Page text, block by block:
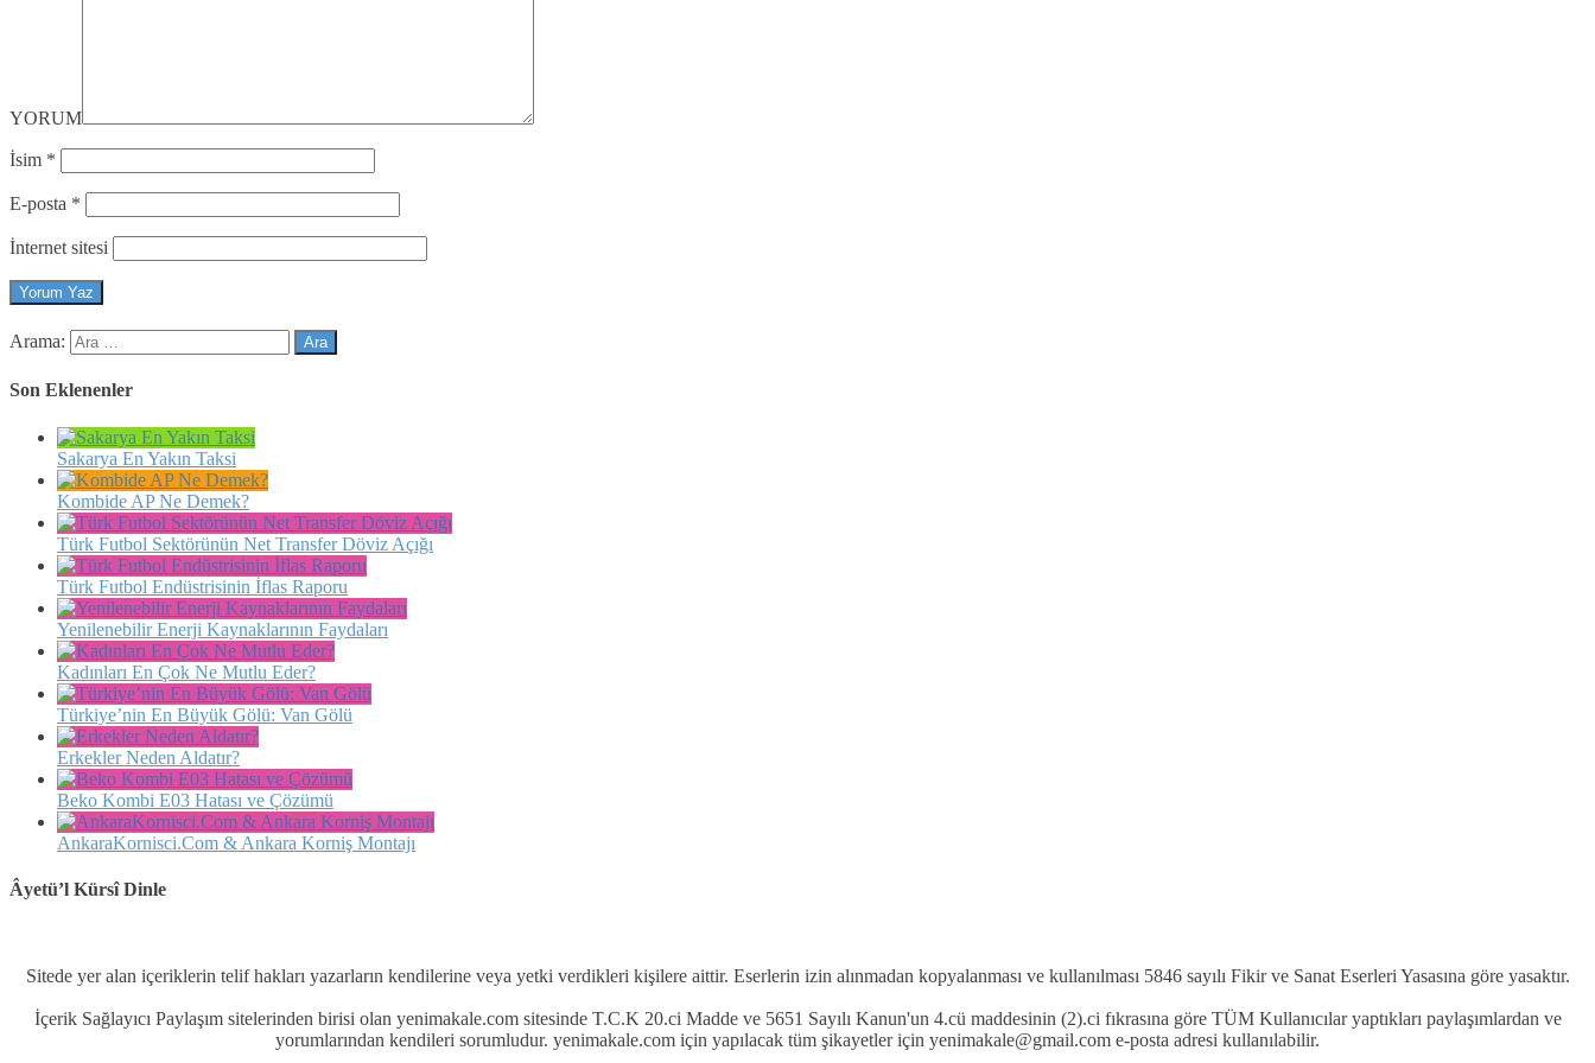
YORUM
İsim *
E-posta *
İnternet sitesi
Arama:
Son Eklenenler
Sakarya En Yakın Taksi
Kombide AP Ne Demek?
Türk Futbol Sektörünün Net Transfer Döviz Açığı
Türk Futbol Endüstrisinin İflas Raporu
Yenilenebilir Enerji Kaynaklarının Faydaları
Kadınları En Çok Ne Mutlu Eder?
Türkiye’nin En Büyük Gölü: Van Gölü
Erkekler Neden Aldatır?
Beko Kombi E03 Hatası ve Çözümü
AnkaraKornisci.Com & Ankara Korniş Montajı
Âyetü’l Kürsî Dinle
Sitede yer alan içeriklerin telif hakları yazarların kendilerine veya yetki verdikleri kişilere aittir. Eserlerin izin alınmadan kopyalanması ve kullanılması 5846 sayılı Fikir ve Sanat Eserleri Yasasına göre yasaktır.
İçerik Sağlayıcı Paylaşım sitelerinden birisi olan yenimakale.com sitesinde T.C.K 20.ci Madde ve 5651 Sayılı Kanun'un 4.cü maddesinin (2).ci fıkrasına göre TÜM Kullanıcılar yaptıkları paylaşımlardan ve
yorumlarından kendileri sorumludur. yenimakale.com için yapılacak tüm şikayetler için yenimakale@gmail.com e-posta adresi kullanılabilir.